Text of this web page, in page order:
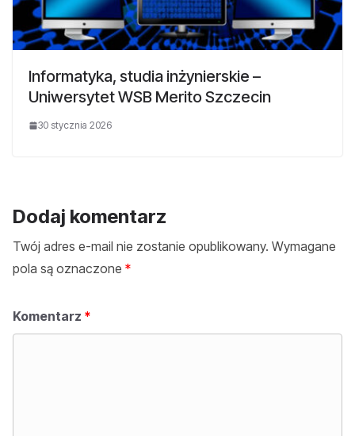
Informatyka, studia inżynierskie –
Uniwersytet WSB Merito Szczecin
30 stycznia 2026
Dodaj komentarz
Twój adres e-mail nie zostanie opublikowany. Wymagane
pola są oznaczone *
Komentarz *